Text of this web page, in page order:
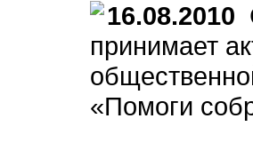
16.08.2010
принимает
«Помоги